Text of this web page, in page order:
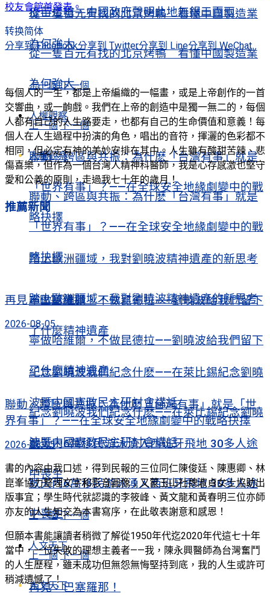
從一隻百元有找的北京烤鴨 看懂中國製造業
為何強大
上一個 下一個
人權觀察
聯動、跨區與共振：為什麽「台灣有事」就是
「世界有事」？——在全球安全地緣劇變中的戰
略抉擇
踏上歐洲疆域，我對劉曉波精神遺產的新思考
寧做哈維爾，不做昆德拉——劉曉波給我們留下
了什麼精神遺產
紀念劉曉波我們紀念什麽——在萊比錫紀念劉曉
波暨中國憲政民主研討會講話
數天內6萬移民游泳湧入西班牙飛地 30多人途
中喪生
上一個 下一個
人文天下
再見，巴塞羅那！
疫苗遭嗆，中國政府聲明此地無銀三百兩
從一隻百元有找的北京烤鴨 看懂中國製造業
為何強大
上一個 下一個
人權觀察
聯動、跨區與共振：為什麽「台灣有事」就是
「世界有事」？——在全球安全地緣劇變中的戰
略抉擇
踏上歐洲疆域，我對劉曉波精神遺產的新思考
寧做哈維爾，不做昆德拉——劉曉波給我們留下
了什麼精神遺產
紀念劉曉波我們紀念什麽——在萊比錫紀念劉曉
波暨中國憲政民主研討會講話
數天內6萬移民游泳湧入西班牙飛地 30多人途
中喪生
上一個 下一個
人文天下
校友會館首發表。
转换简体
分享到 Facebook分享到 Twitter分享到 Line分享到 WeChat
每個人的一生，都是上帝編織的一幅畫，或是上帝創作的一首
交響曲，或一齣戲。我們在上帝的創造中是獨一無二的，每個
人都有自己的人生路要走，也都有自己的生命價值和意義！每
個人在人生過程中扮演的角色，唱出的音符，揮灑的色彩都不
相同，但必定有神的美妙安排在其中。人生雖有酸甜苦辣、悲
傷喜樂，但作為一個台灣人精神科醫師，我是心存感激也堅守
愛和公義的原則，走過我七十年的歲月！
推薦新聞
再見，巴塞羅那！
2026-08-05
聯動、跨區與共振：為什麽「台灣有事」就是「世
界有事」？——在全球安全地緣劇變中的戰略抉擇
2026-08-05
書的內容由我口述，得到民報的三位同仁陳俊廷、陳惠卿、林
崑峯協力整理文字和影音圖像；又蒙玉山社魏淑貞女士協助出
版事宜；學生時代就認識的李筱峰、黃文龍和黃春明三位亦師
亦友的人生知交為本書寫序，在此敬表謝意和感恩！
但願本書能讓讀者稍微了解從1950年代迄2020年代這七十年
當中，一位失敗的理想主義者——我，陳永興醫師為台灣奮鬥
的人生歷程，雖未成功但無怨無悔堅持到底，我的人生或許可
稍減遺憾了！